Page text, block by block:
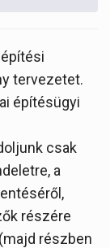
tervezetet.
építésügyi
csak
a
részére
részben